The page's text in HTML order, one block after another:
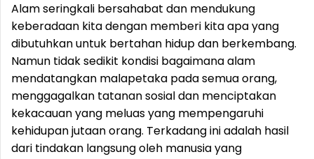
Alam seringkali bersahabat dan mendukung
keberadaan kita dengan memberi kita apa yang
dibutuhkan untuk bertahan hidup dan berkembang.
Namun tidak sedikit kondisi bagaimana alam
mendatangkan malapetaka pada semua orang,
menggagalkan tatanan sosial dan menciptakan
kekacauan yang meluas yang mempengaruhi
kehidupan jutaan orang. Terkadang ini adalah hasil
dari tindakan langsung oleh manusia yang